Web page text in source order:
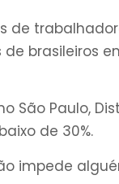
de
brasileiros
Paulo,
de 30%.
impede